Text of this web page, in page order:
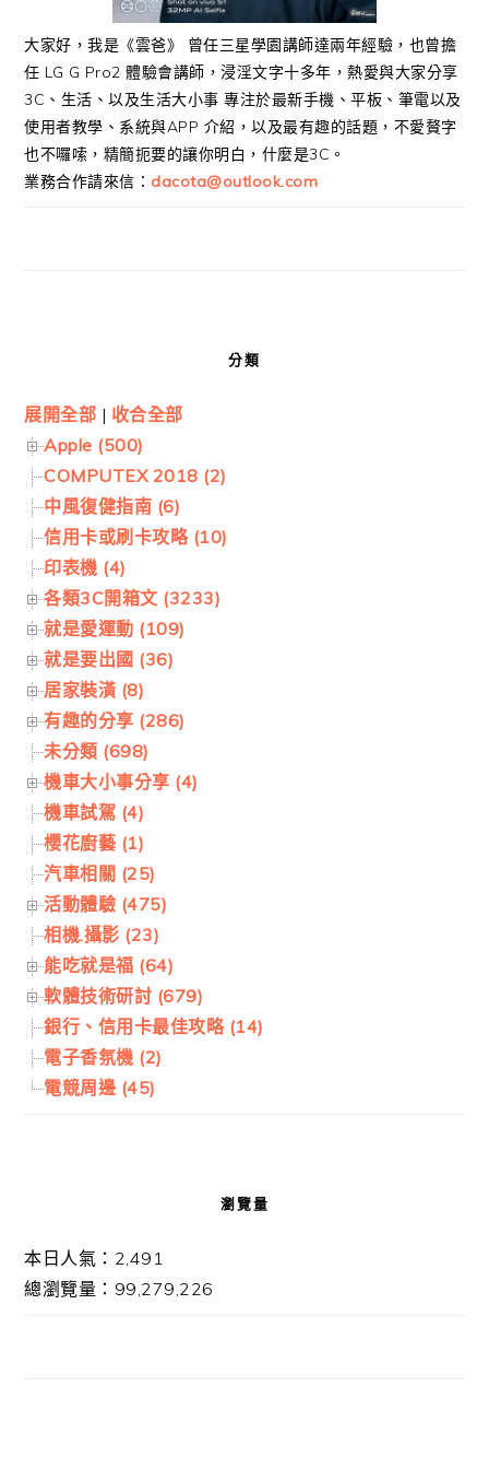
大家好，我是《雲爸》 曾任三星學園講師達兩年經驗，也曾擔
任 LG G Pro2 體驗會講師，浸淫文字十多年，熱愛與大家分享
3C、生活、以及生活大小事 專注於最新手機、平板、筆電以及
使用者教學、系統與APP 介紹，以及最有趣的話題，不愛贅字
也不囉嗦，精簡扼要的讓你明白，什麼是3C。
業務合作請來信： dacota@outlook.com
分類
展開全部 | 收合全部
Apple (500)
COMPUTEX 2018 (2)
中風復健指南 (6)
信用卡或刷卡攻略 (10)
印表機 (4)
各類3C開箱文 (3233)
就是愛運動 (109)
就是要出國 (36)
居家裝潢 (8)
有趣的分享 (286)
未分類 (698)
機車大小事分享 (4)
機車試駕 (4)
櫻花廚藝 (1)
汽車相關 (25)
活動體驗 (475)
相機.攝影 (23)
能吃就是福 (64)
軟體技術研討 (679)
銀行、信用卡最佳攻略 (14)
電子香氛機 (2)
電競周邊 (45)
瀏覽量
本日人氣：2,491
總瀏覽量：99,279,226